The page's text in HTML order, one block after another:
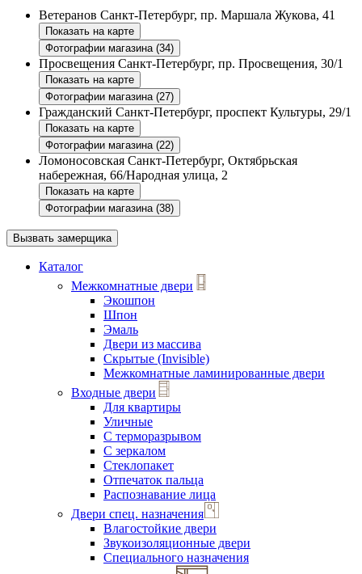
Ветеранов Санкт-Петербург, пр. Маршала Жукова, 41
Показать на карте
Фотографии магазина (34)
Просвещения Санкт-Петербург, пр. Просвещения, 30/1
Показать на карте
Фотографии магазина (27)
Гражданский Санкт-Петербург, проспект Культуры, 29/1
Показать на карте
Фотографии магазина (22)
Ломоносовская Санкт-Петербург, Октябрьская
набережная, 66/Народная улица, 2
Показать на карте
Фотографии магазина (38)
Вызвать замерщика
Каталог
Межкомнатные двери
Экошпон
Шпон
Эмаль
Двери из массива
Скрытые (Invisible)
Межкомнатные ламинированные двери
Входные двери
Для квартиры
Уличные
С терморазрывом
С зеркалом
Стеклопакет
Отпечаток пальца
Распознавание лица
Двери спец. назначения
Влагостойкие двери
Звукоизоляционные двери
Специального назначения